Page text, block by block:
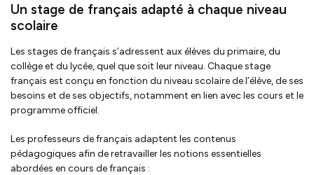
Un stage de français adapté à chaque niveau
scolaire
Les stages de français s’adressent aux élèves du primaire, du
collège et du lycée, quel que soit leur niveau. Chaque stage
français est conçu en fonction du niveau scolaire de l’élève, de ses
besoins et de ses objectifs, notamment en lien avec les cours et le
programme officiel.
Les professeurs de français adaptent les contenus
pédagogiques afin de retravailler les notions essentielles
abordées en cours de français :